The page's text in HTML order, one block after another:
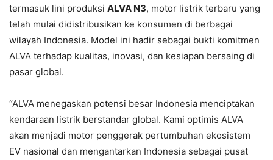
termasuk lini produksi ALVA N3, motor listrik terbaru yang
telah mulai didistribusikan ke konsumen di berbagai
wilayah Indonesia. Model ini hadir sebagai bukti komitmen
ALVA terhadap kualitas, inovasi, dan kesiapan bersaing di
pasar global.
“ALVA menegaskan potensi besar Indonesia menciptakan
kendaraan listrik berstandar global. Kami optimis ALVA
akan menjadi motor penggerak pertumbuhan ekosistem
EV nasional dan mengantarkan Indonesia sebagai pusat